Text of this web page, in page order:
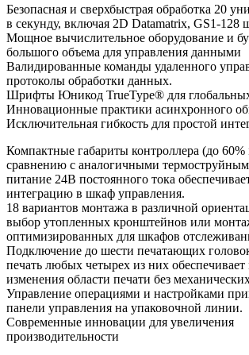
Безопасная и сверхбыстрая обработка 20
в секунду, включая 2D Datamatrix, GS1-128
Мощное вычислительное оборудование и
большого объема для управления данными
Валидированные команды удаленного
протоколы обработки данных.
Шрифты Юникод TrueType® для
Инновационные практики асинхронного
Исключительная гибкость для простой
Компактные габариты контроллера (до
сравнению с аналогичными
питание 24В постоянного тока
интеграцию в шкаф управления.
18 вариантов монтажа в различной
выбор утопленных кронштейнов или
оптимизированных для шкафов
Подключение до шести печатающих
печать любых четырех из них
изменения области печати без
Управление операциями и настройками
панели управления на упаковочной линии.
Современные инновации для увеличения
производительности